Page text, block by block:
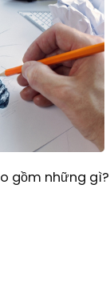
gồm những gì?